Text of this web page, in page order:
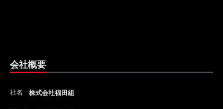
会社概要
社名 株式会社福田組